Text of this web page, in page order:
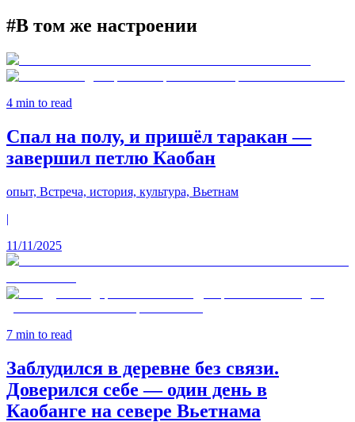
#В том же настроении
4 min to read
Спал на полу, и пришёл таракан —
завершил петлю Каобан
опыт, Встреча, история, культура, Вьетнам
|
11/11/2025
7 min to read
Заблудился в деревне без связи.
Доверился себе — один день в
Каобанге на севере Вьетнама